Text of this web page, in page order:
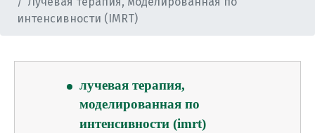
интенсивности (IMRT)
дистанционная лучевая терапия
контактная лучевая терапия
3d конформная лучевая терапия
лучевая терапия,
моделированная по
интенсивности (imrt)